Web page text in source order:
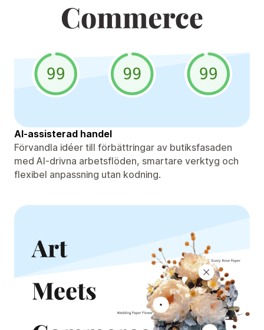
AI-assisterad handel
Förvandla idéer till förbättringar av butiksfasaden
med AI-drivna arbetsflöden, smartare verktyg och
flexibel anpassning utan kodning.